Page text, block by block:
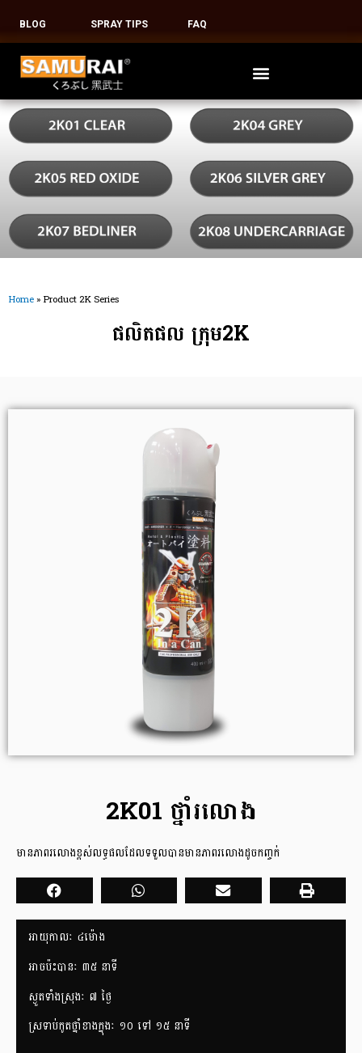
BLOG SPRAY TIPS FAQ
Home » Product 2K Series
ផលិតផល ក្រុម2K
2K01 ថ្នាំរលោង
មានភាពរលោងខ្ពស់លទ្ធផលដែលទទួលបានមានភាពរលោងដូចកញ្ចក់
អាយុកាលៈ​ ៤ម៉ោង
អាចប៉ះបានៈ ៣៥ នាទី
ស្ងួតទាំងស្រុងៈ ៧ ថ្ងៃ
ស្រទាប់កូតថ្នាំខាងក្នុងៈ ១០ ទៅ ១៥ នាទី